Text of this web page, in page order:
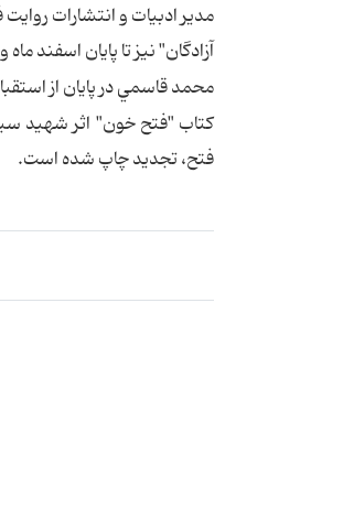
مدير ادبيات و انتشارات
آزادگان" نيز تا پايان اسفند
محمد قاسمي در پايان از
كتاب "فتح خون" اثر شهيد
فتح، تجديد چاپ شده است.